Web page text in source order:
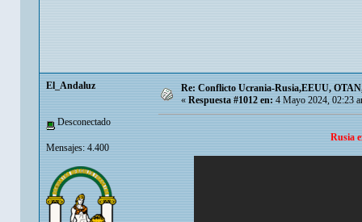
El_Andaluz
Desconectado
Mensajes: 4.400
Re: Conflicto Ucrania-Rusia,EEUU,
«Respuesta #1012 en:4 Mayo 2024, 02:23
Rusia